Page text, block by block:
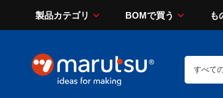
製品カテゴリ BOMで買う も